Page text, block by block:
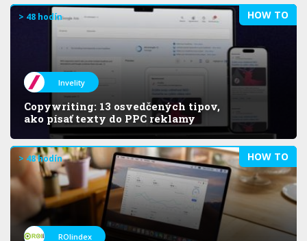
HOW TO
> 48 hodín
Invelity
Copywriting: 13 osvedčených tipov,
ako písať texty do PPC reklamy
HOW TO
> 48 hodín
ROIindex